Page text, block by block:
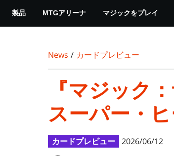
製品 MTGアリーナ マジックをプレイ
News / カードプレビュー
『マジック
スーパー・
カードプレビュー 2026/06/12